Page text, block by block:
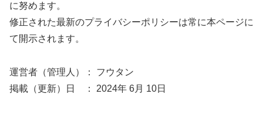
に努めます。
修正された最新のプライバシーポリシーは常に本ページに
て開示されます。
運営者（管理人）： フウタン
掲載（更新）日 ： 2024年 6月 10日